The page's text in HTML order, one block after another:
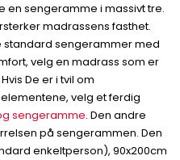
en sengeramme i massivt tre.
madrassens fasthet.
standard sengerammer med
velg en madrass som er
De er i tvil om
velg et ferdig
sengeramme. Den andre
på sengerammen. Den
enkeltperson), 90x200cm